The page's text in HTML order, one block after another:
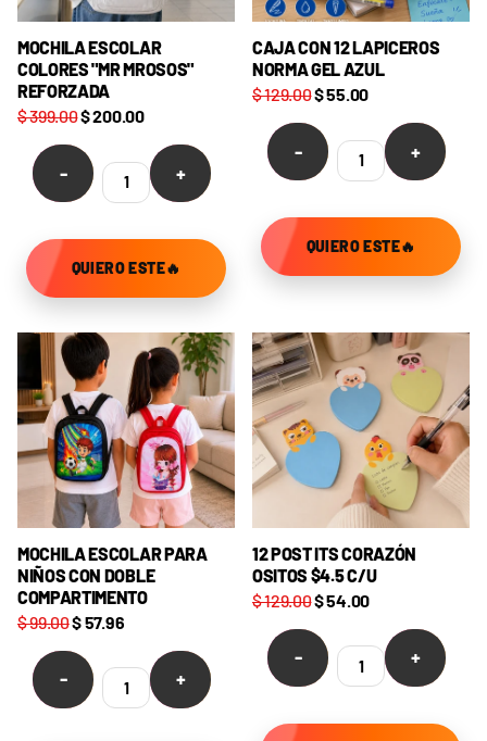
MOCHILA ESCOLAR
COLORES "MR MROSOS"
REFORZADA
$ 399.00$ 200.00
- +
QUIERO ESTE🔥
CAJA CON 12 LAPICEROS
NORMA GEL AZUL
$ 129.00$ 55.00
- +
QUIERO ESTE🔥
MOCHILA ESCOLAR PARA
NIÑOS CON DOBLE
COMPARTIMENTO
$ 99.00$ 57.96
- +
12 POST ITS CORAZÓN
OSITOS $4.5 C/U
$ 129.00$ 54.00
- +